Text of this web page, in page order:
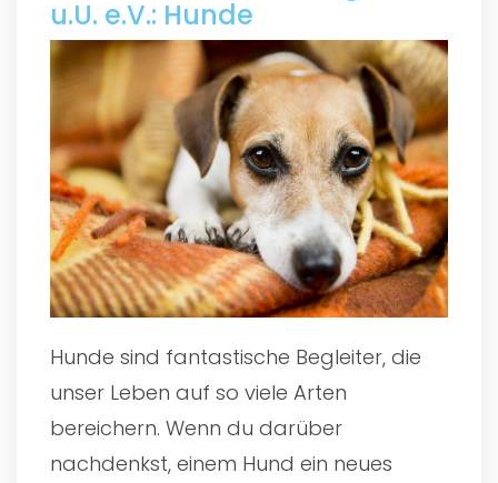
u.U. e.V.: Hunde
Hunde sind fantastische Begleiter, die
unser Leben auf so viele Arten
bereichern. Wenn du darüber
nachdenkst, einem Hund ein neues